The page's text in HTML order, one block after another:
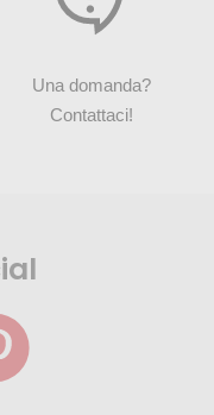
Una domanda?
Contattaci!